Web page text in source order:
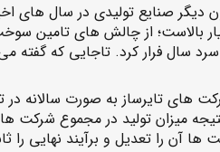
صنایع تولیدی در سال های
بالاست؛ از چالش های تامین
میزان تولید در مجموع شرکت
آن را تعدیل و برآیند نهایی را